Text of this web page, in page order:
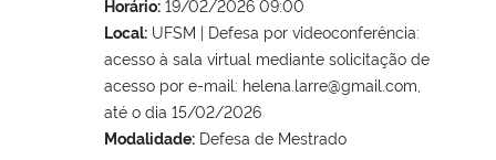
Horário: 19/02/2026 09:00
Local: UFSM | Defesa por videoconferência:
acesso à sala virtual mediante solicitação de
acesso por e-mail: helena.larre@gmail.com,
até o dia 15/02/2026
Modalidade: Defesa de Mestrado